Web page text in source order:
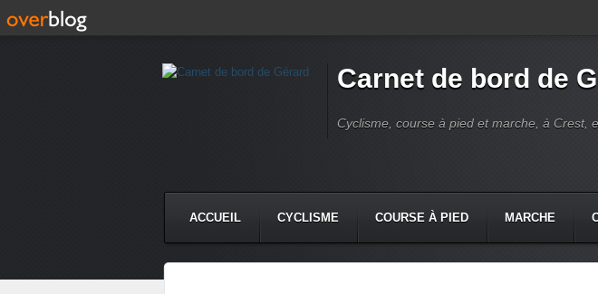
Carnet de bord de
Cyclisme, course à pied et marche, à Crest,
ACCUEIL CYCLISME COURSE À PIED MARCHE